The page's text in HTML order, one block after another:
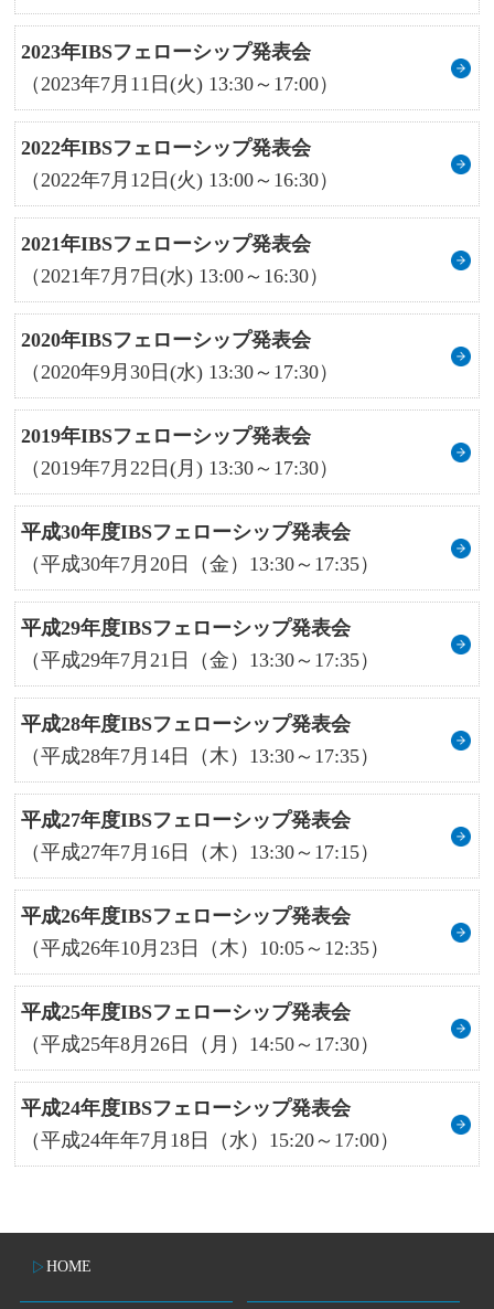
2023年IBSフェローシップ発表会
（2023年7月11日(火) 13:30～17:00）
2022年IBSフェローシップ発表会
（2022年7月12日(火) 13:00～16:30）
2021年IBSフェローシップ発表会
（2021年7月7日(水) 13:00～16:30）
2020年IBSフェローシップ発表会
（2020年9月30日(水) 13:30～17:30）
2019年IBSフェローシップ発表会
（2019年7月22日(月) 13:30～17:30）
平成30年度IBSフェローシップ発表会
（平成30年7月20日（金）13:30～17:35）
平成29年度IBSフェローシップ発表会
（平成29年7月21日（金）13:30～17:35）
平成28年度IBSフェローシップ発表会
（平成28年7月14日（木）13:30～17:35）
平成27年度IBSフェローシップ発表会
（平成27年7月16日（木）13:30～17:15）
平成26年度IBSフェローシップ発表会
（平成26年10月23日（木）10:05～12:35）
平成25年度IBSフェローシップ発表会
（平成25年8月26日（月）14:50～17:30）
平成24年度IBSフェローシップ発表会
（平成24年年7月18日（水）15:20～17:00）
HOME